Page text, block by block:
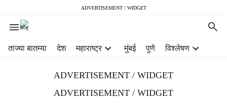
ADVERTISEMENT / WIDGET
ताज्या बातम्या देश महाराष्ट्र मुंबई पुणे विश्लेषण
ADVERTISEMENT / WIDGET
ADVERTISEMENT / WIDGET